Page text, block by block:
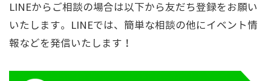
LINEからご相談の場合は以下から友だち登録をお願い
いたします。LINEでは、簡単な相談の他にイベント情
報などを発信いたします！